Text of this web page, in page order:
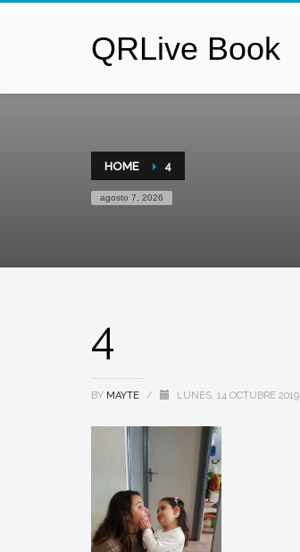
QRLive Book
HOME 4
agosto 7, 2026
4
BY MAYTE / LUNES, 14 OCTUBRE 2019